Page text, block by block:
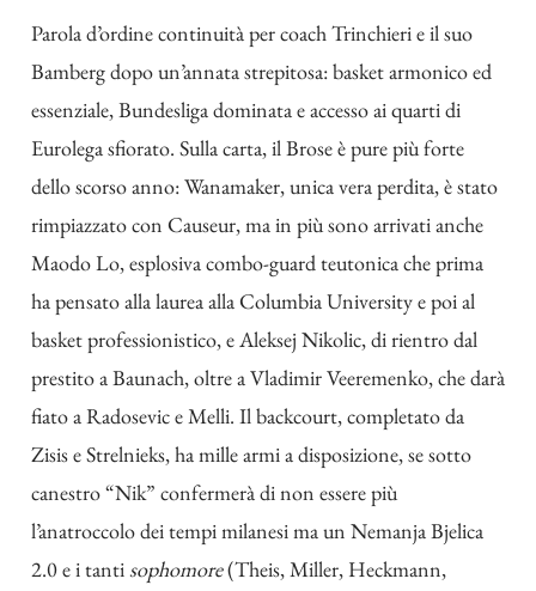
Parola d’ordine continuità per coach Trinchieri e il suo
Bamberg dopo un’annata strepitosa: basket armonico ed
essenziale, Bundesliga dominata e accesso ai quarti di
Eurolega sfiorato. Sulla carta, il Brose è pure più forte
dello scorso anno: Wanamaker, unica vera perdita, è stato
rimpiazzato con Causeur, ma in più sono arrivati anche
Maodo Lo, esplosiva combo-guard teutonica che prima
ha pensato alla laurea alla Columbia University e poi al
basket professionistico, e Aleksej Nikolic, di rientro dal
prestito a Baunach, oltre a Vladimir Veeremenko, che darà
fiato a Radosevic e Melli. Il backcourt, completato da
Zisis e Strelnieks, ha mille armi a disposizione, se sotto
canestro “Nik” confermerà di non essere più
l’anatroccolo dei tempi milanesi ma un Nemanja Bjelica
2.0 e i tantisophomore(Theis, Miller, Heckmann,